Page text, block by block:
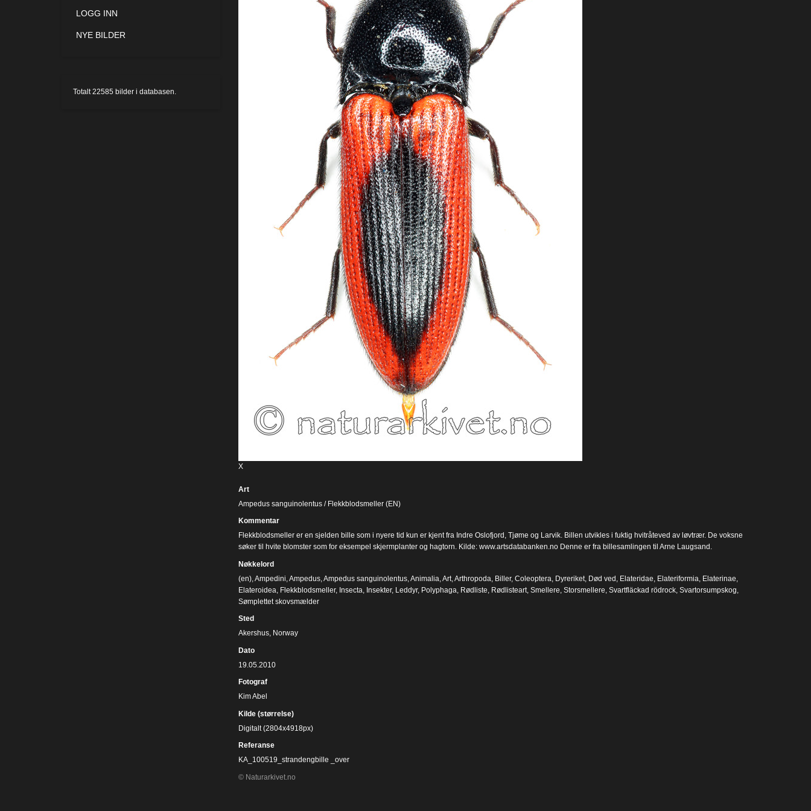
X
Art
Ampedus sanguinolentus / Flekkblodsmeller (EN)
Kommentar
Flekkblodsmeller er en sjelden bille som i nyere tid kun er kjent fra Indre Oslofjord, Tjøme og Larvik. Billen utvikles i fuktig hvitråteved av løvtrær. De voksne
søker til hvite blomster som for eksempel skjermplanter og hagtorn. Kilde: www.artsdatabanken.no Denne er fra billesamlingen til Arne Laugsand.
Nøkkelord
(en), Ampedini Ampedus, Ampedus sanguinolentus, Animalia Art, Arthropoda Biller, Coleoptera Dyreriket, Død ved Elateridae Elateriformia Elaterinae
Elateroidea Flekkblodsmeller, Insecta Insekter, Leddyr, Polyphaga Rødliste Rødlisteart, Smellere Storsmellere Svartfläckad rödrock, Svartorsumpskog
Sømplettet skovsmælder
Sted
Akershus, Norway
Dato
19.05.2010
Fotograf
Kim Abel
Kilde (størrelse)
Digitalt (2804x4918px)
Referanse
KA_100519_strandengbille _over
© Naturarkivet.no
LOGG INN
NYE BILDER
Totalt22585 bilder i databasen.